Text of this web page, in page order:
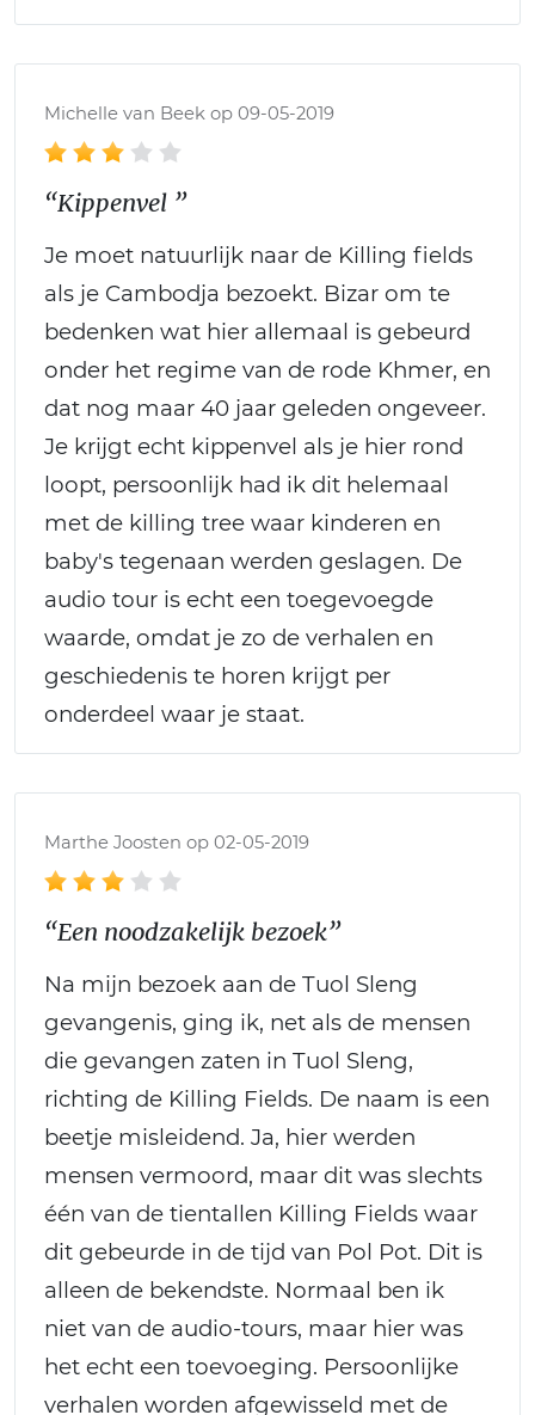
Michelle van Beek op 09-05-2019
“Kippenvel ”
Je moet natuurlijk naar de Killing fields
als je Cambodja bezoekt. Bizar om te
bedenken wat hier allemaal is gebeurd
onder het regime van de rode Khmer, en
dat nog maar 40 jaar geleden ongeveer.
Je krijgt echt kippenvel als je hier rond
loopt, persoonlijk had ik dit helemaal
met de killing tree waar kinderen en
baby's tegenaan werden geslagen. De
audio tour is echt een toegevoegde
waarde, omdat je zo de verhalen en
geschiedenis te horen krijgt per
onderdeel waar je staat.
Marthe Joosten op 02-05-2019
“Een noodzakelijk bezoek”
Na mijn bezoek aan de Tuol Sleng
gevangenis, ging ik, net als de mensen
die gevangen zaten in Tuol Sleng,
richting de Killing Fields. De naam is een
beetje misleidend. Ja, hier werden
mensen vermoord, maar dit was slechts
één van de tientallen Killing Fields waar
dit gebeurde in de tijd van Pol Pot. Dit is
alleen de bekendste. Normaal ben ik
niet van de audio-tours, maar hier was
het echt een toevoeging. Persoonlijke
verhalen worden afgewisseld met de